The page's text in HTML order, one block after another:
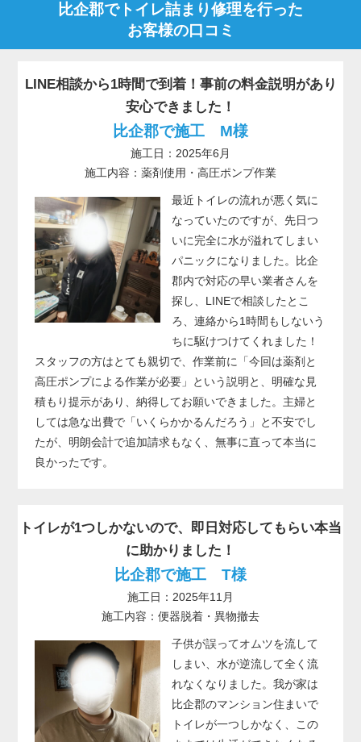
比企郡でトイレ詰まり修理を行った
お客様の口コミ
LINE相談から1時間で到着！事前の料金説明があり
安心できました！
比企郡で施工 M様
施工日：2025年6月
施工内容：薬剤使用・高圧ポンプ作業
最近トイレの流れが悪く気に
なっていたのですが、先日つ
いに完全に水が溢れてしまい
パニックになりました。比企
郡内で対応の早い業者さんを
探し、LINEで相談したとこ
ろ、連絡から1時間もしないう
ちに駆けつけてくれました！
スタッフの方はとても親切で、作業前に「今回は薬剤と
高圧ポンプによる作業が必要」という説明と、明確な見
積もり提示があり、納得してお願いできました。主婦と
しては急な出費で「いくらかかるんだろう」と不安でし
たが、明朗会計で追加請求もなく、無事に直って本当に
良かったです。
トイレが1つしかないので、即日対応してもらい本当
に助かりました！
比企郡で施工 T様
施工日：2025年11月
施工内容：便器脱着・異物撤去
子供が誤ってオムツを流して
しまい、水が逆流して全く流
れなくなりました。我が家は
比企郡のマンション住まいで
トイレが一つしかなく、この